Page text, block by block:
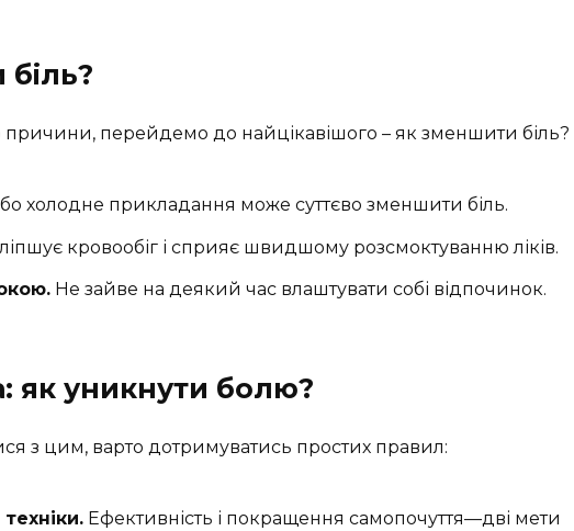
перейдемо до найцікавішого – як зменшити біль?
холодне прикладання може суттєво зменшити біль.
кровообіг і сприяє швидшому розсмоктуванню ліків.
Не зайве на деякий час влаштувати собі відпочинок.
як уникнути болю?
з цим, варто дотримуватись простих правил:
Ефективність і покращення самопочуття—дві мети